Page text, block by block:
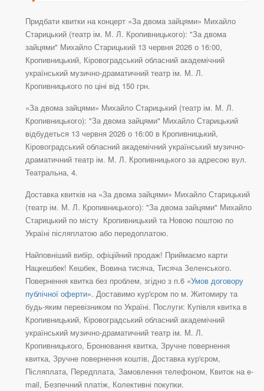
Придбати квитки на концерт «За двома зайцями» Михайло
Старицький (театр ім. М. Л. Кропивницького): "За двома
зайцями" Михайло Старицький 13 червня 2026 о 16:00,
Кропивницький, Кіровоградський обласний академічний
український музично-драматичний театр ім. М. Л.
Кропивницького по ціні від 150 грн.
«За двома зайцями» Михайло Старицький (театр ім. М. Л.
Кропивницького): "За двома зайцями" Михайло Старицький
відбудеться 13 червня 2026 о 16:00 в Кропивницький,
Кіровоградський обласний академічний український музично-
драматичний театр ім. М. Л. Кропивницького за адресою вул.
Театральна, 4.
Доставка квитків на «За двома зайцями» Михайло Старицький
(театр ім. М. Л. Кропивницького): "За двома зайцями" Михайло
Старицький по місту Кропивницький та Новою поштою по
Україні післяплатою або передоплатою.
Найповніший вибір, офіційний продаж! Приймаємо карти
Нацкешбек! Кешбек, Вовина тисяча, Тисяча Зеленського.
Повернення квитка без проблем, згідно з п.6 «Умов договору
публічної оферти». Доставимо кур'єром по м. Житомиру та
будь-яким перевізником по Україні. Послуги: Купівля квитка в
Кропивницький, Кіровоградський обласний академічний
український музично-драматичний театр ім. М. Л.
Кропивницького, Бронювання квитка, Зручне повернення
квитка, Зручне повернення коштів, Доставка кур'єром,
Післяплата, Передплата, Замовлення телефоном, Квиток на e-
mail, Безпечний платіж, Колективні покупки.